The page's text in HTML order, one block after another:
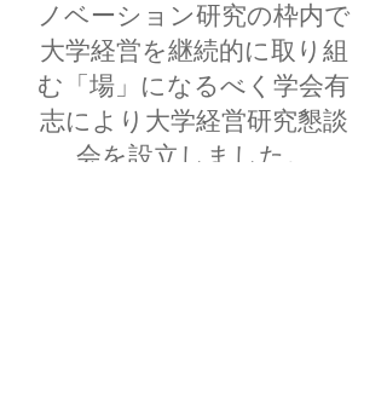
ノベーション研究の枠内で
大学経営を継続的に取り組
む「場」になるべく学会有
志により大学経営研究懇談
会を設立しました。